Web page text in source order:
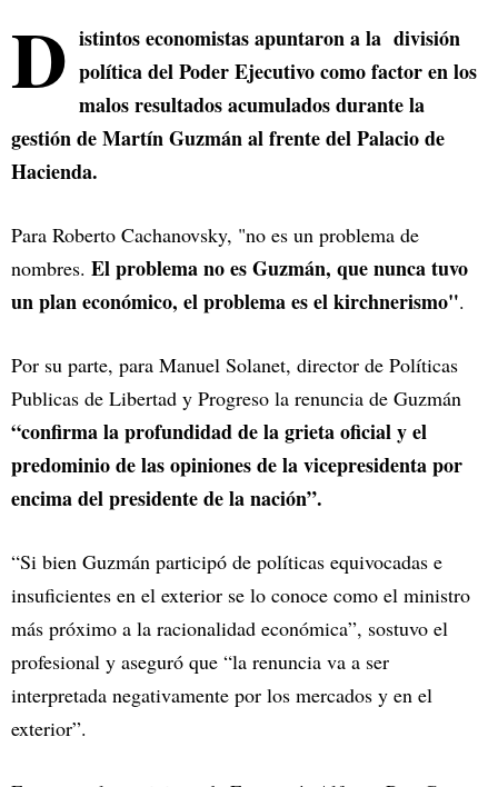
D istintos economistas apuntaron a la división
política del Poder Ejecutivo como factor en los
malos resultados acumulados durante la
gestión de Martín Guzmán al frente del Palacio de
Hacienda.
Para Roberto Cachanovsky, "no es un problema de
nombres. El problema no es Guzmán, que nunca tuvo
un plan económico, el problema es el kirchnerismo".
Por su parte, para Manuel Solanet, director de Políticas
Publicas de Libertad y Progreso la renuncia de Guzmán
“confirma la profundidad de la grieta oficial y el
predominio de las opiniones de la vicepresidenta por
encima del presidente de la nación”.
“Si bien Guzmán participó de políticas equivocadas e
insuficientes en el exterior se lo conoce como el ministro
más próximo a la racionalidad económica”, sostuvo el
profesional y aseguró que “la renuncia va a ser
interpretada negativamente por los mercados y en el
exterior”.